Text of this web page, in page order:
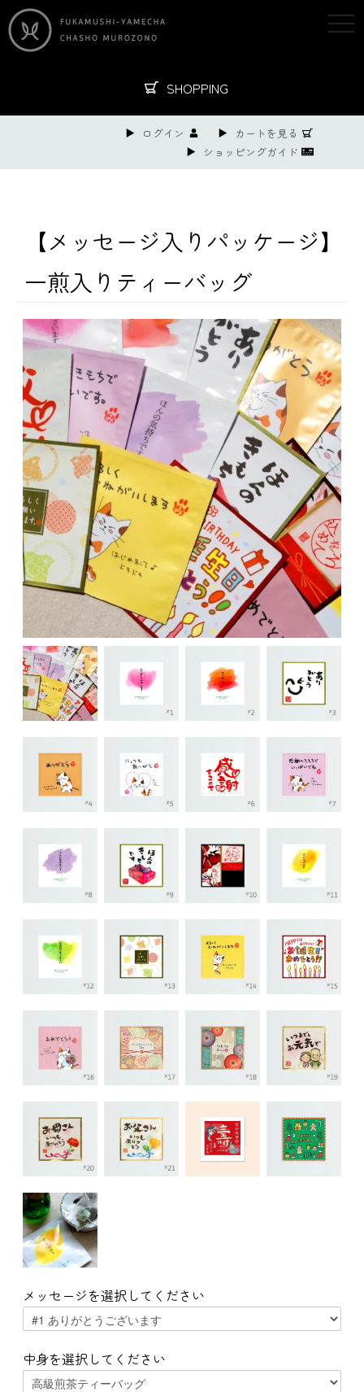
SHOPPING
ログイン
カートを見る
ショッピングガイド
【メッセージ入りパッケージ】
一煎入りティーバッグ
メッセージを選択してください
中身を選択してください